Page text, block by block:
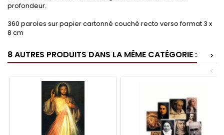
profondeur.
360 paroles sur papier cartonné couché recto verso format 3 x
8 cm
8 AUTRES PRODUITS DANS LA MÊME CATÉGORIE :
>
<